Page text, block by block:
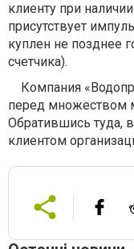
клиенту при
присутствует
куплен не позднее
счетчика).
Компания
перед множеством
Обратившись туда,
клиентом